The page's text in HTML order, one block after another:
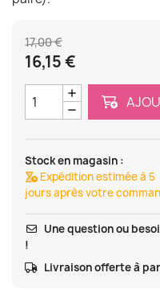
17,00 €
16,15 €
Stock en magasin :
Expédition estimée à 5
jours après votre
Une question ou
!
Livraison offerte à